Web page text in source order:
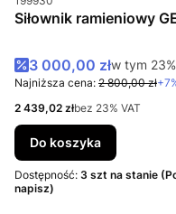
Siłownik ramieniowy
Cena promocyjna
3 000,00 złw tym %s
w tym 23%
Najniższa cena: 2 800,00 zł
Cena netto
2 439,02 złbez 23% VAT
Do koszyka
Dostępność: 3 szt na stanie
napisz)